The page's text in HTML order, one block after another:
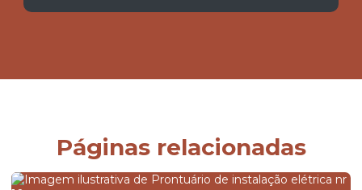
Páginas relacionadas